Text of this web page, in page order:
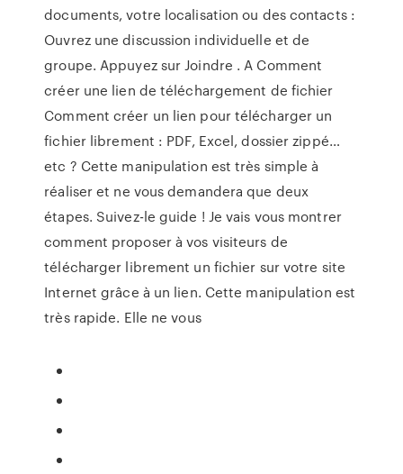
documents, votre localisation ou des contacts :
Ouvrez une discussion individuelle et de
groupe. Appuyez sur Joindre . A Comment
créer une lien de téléchargement de fichier
Comment créer un lien pour télécharger un
fichier librement : PDF, Excel, dossier zippé…
etc ? Cette manipulation est très simple à
réaliser et ne vous demandera que deux
étapes. Suivez-le guide ! Je vais vous montrer
comment proposer à vos visiteurs de
télécharger librement un fichier sur votre site
Internet grâce à un lien. Cette manipulation est
très rapide. Elle ne vous